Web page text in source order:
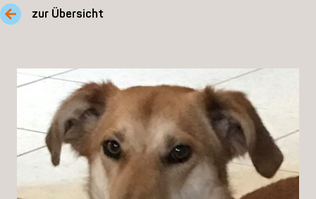
zur Übersicht